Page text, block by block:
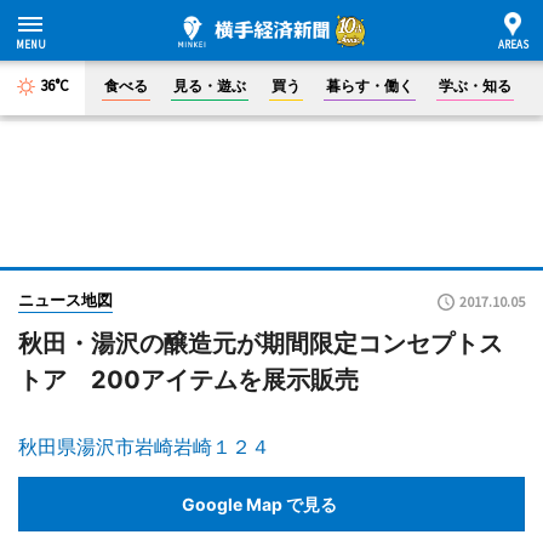
36°C 食べる 見る・遊ぶ 買う 暮らす・働く 学ぶ・知る
ニュース地図 2017.10.05
秋田・湯沢の醸造元が期間限定コンセプトス
トア 200アイテムを展示販売
秋田県湯沢市岩崎岩崎１２４
Google Map で見る